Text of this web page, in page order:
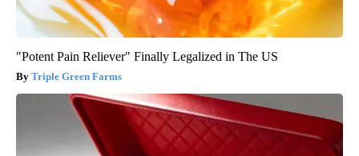
"Potent Pain Reliever" Finally Legalized in The US
Triple Green Farms